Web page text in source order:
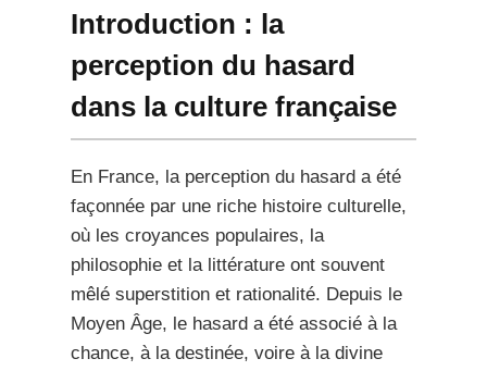
Introduction : la
perception du hasard
dans la culture française
En France, la perception du hasard a été
façonnée par une riche histoire culturelle,
où les croyances populaires, la
philosophie et la littérature ont souvent
mêlé superstition et rationalité. Depuis le
Moyen Âge, le hasard a été associé à la
chance, à la destinée, voire à la divine